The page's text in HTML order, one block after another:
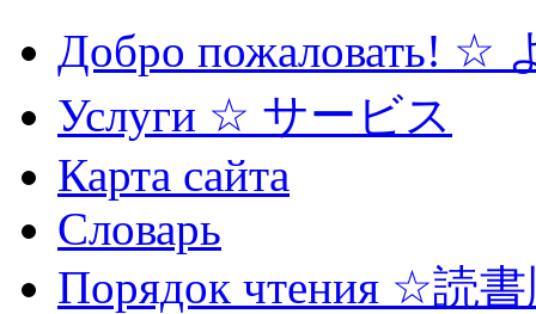
Добро пожаловать! ☆
Услуги ☆ サービス
Карта сайта
Словарь
Порядок чтения ☆読